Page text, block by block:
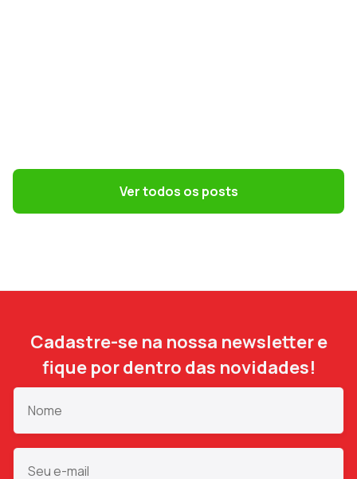
Terceirização: 7 riscos trabalhistas que o
DP precisa evitarVer todos os posts
Cadastre-se na nossa newsletter e
fique por dentro das novidades!